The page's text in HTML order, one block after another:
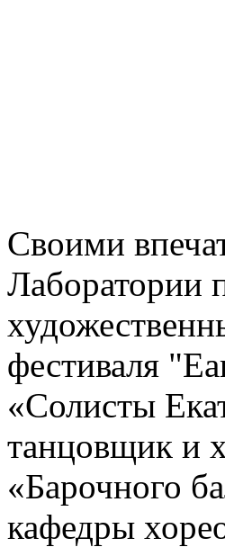
Своими
Лаборатории
фестиваля
«Солисты
танцовщик и
«Барочного
кафедры